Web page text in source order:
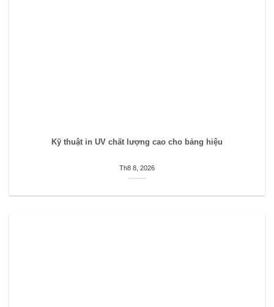
Kỹ thuật in UV chất lượng cao cho bảng hiệu
Th8 8, 2026